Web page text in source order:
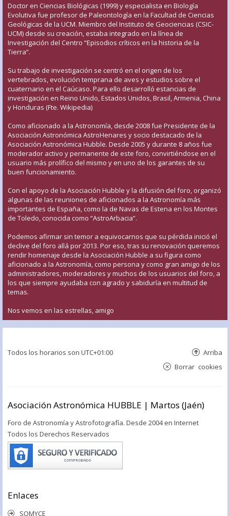
Doctor en Ciencias Biológicas (1999) y especialista en Biología
Evolutiva fue profesor de Paleontología en la Facultad de Ciencias
Geológicas de la UCM. Miembro del Instituto de Geociencias (CSIC-
UCM) desde su creación, estaba integrado en la línea de
Investigación del Centro “Episodios críticos en la historia de la
Tierra”.
Su trabajo de investigación se centró en el origen de los
vertebrados, evolución temprana de aves y estudios sobre el
cuaternario en el Caúcaso. Para ello desarrolló estancias de
investigación en Reino Unido, Estados Unidos, Brasil, Armenia, China
y Honduras (Fte. Wikipedia)
Como aficionado a la Astronomía, desde 2008 fue Presidente de la
Asociación Astronómica AstroHenares y socio destacado de la
Asociación Astronómica Hubble. Desde 2005 y durante 8 años fue
moderador activo y permanente de este foro, convirtiéndose en el
usuario más prolífico del mismo y en uno de los garantes de su
buen funcionamiento.
Con el apoyo de la Asociación Hubble y la difusión del foro, organizó
algunas de las reuniones de aficionados a la Astronomía más
importantes de España, como la de Navas de Estena en los Montes
de Toledo, conocida como “AstroArbacia”.
Podemos afirmar sin temor a equivocarnos que su pérdida inició el
declive del foro allá por 2013. Por eso, tras su renovación queremos
rendir homenaje desde la Asociación Hubble a su figura como
aficionado a la Astronomía, como persona y como gran amigo de los
administradores, moderadores y muchos de los usuarios del foro, a
los que siempre ayudaba con agrado y sabiduría en multitud de
temas.
Nos vemos en las estrellas, amigo
Todos los horarios son UTC+01:00 Arriba
Borrar cookies
Asociación Astronómica HUBBLE | Martos (Jaén)
Foro de Astronomía y Astrofotografía. Desde 2004 en Internet
Todos los Derechos Reservados
Enlaces
SOMYCE